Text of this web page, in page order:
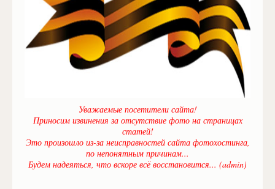
Уважаемые посетители сайта!
Приносим извинения за отсутствие фото на страницах
статей!
Это произошло из-за неисправностей сайта фотохостинга,
по непонятным причинам...
Будем надеяться, что вскоре всё восстановится... (admin)